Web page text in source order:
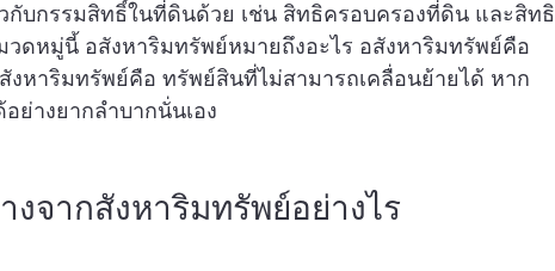
กับกรรมสิทธิ์ในที่ดินด้วย เช่น สิทธิครอบครองที่ดิน และสิทธิ
วดหมู่นี้ อสังหาริมทรัพย์หมายถึงอะไร อสังหาริมทรัพย์คือ
งหาริมทรัพย์คือ ทรัพย์สินที่ไม่สามารถเคลื่อนย้ายได้ หาก
ย่างยากลำบากนั่นเอง
จากสังหาริมทรัพย์อย่างไร